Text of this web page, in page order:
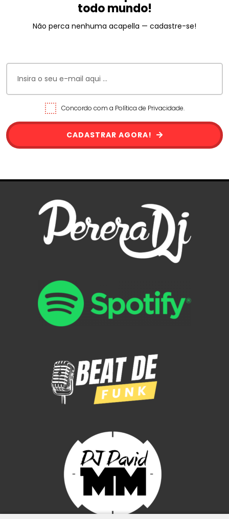
todo mundo!
Não perca nenhuma acapella — cadastre-se!
Concordo com a Política de Privacidade.
CADASTRAR AGORA!